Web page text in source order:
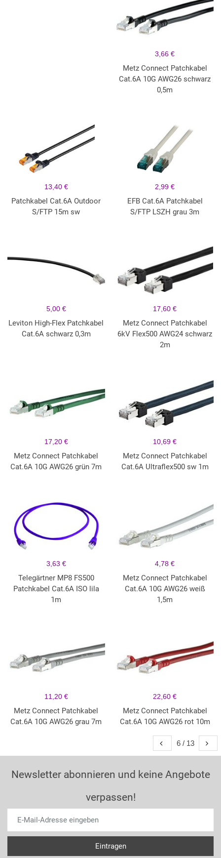
3,66 €
Metz Connect Patchkabel
Cat.6A 10G AWG26 schwarz
0,5m
13,40 €
Patchkabel Cat.6A Outdoor
S/FTP 15m sw
2,99 €
EFB Cat.6A Patchkabel
S/FTP LSZH grau 3m
5,00 €
Leviton High-Flex Patchkabel
Cat.6A schwarz 0,3m
17,60 €
Metz Connect Patchkabel
6kV Flex500 AWG24 schwarz
2m
17,20 €
Metz Connect Patchkabel
Cat.6A 10G AWG26 grün 7m
10,69 €
Metz Connect Patchkabel
Cat.6A Ultraflex500 sw 1m
3,63 €
Telegärtner MP8 FS500
Patchkabel Cat.6A ISO lila
1m
4,78 €
Metz Connect Patchkabel
Cat.6A 10G AWG26 weiß
1,5m
11,20 €
Metz Connect Patchkabel
Cat.6A 10G AWG26 grau 7m
22,60 €
Metz Connect Patchkabel
Cat.6A 10G AWG26 rot 10m
6 / 13
Newsletter abonnieren und keine Angebote
verpassen!